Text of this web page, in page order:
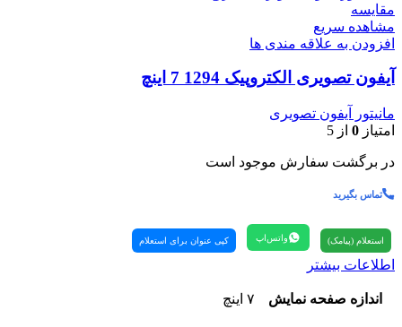
مقایسه
مشاهده سریع
افزودن به علاقه مندی ها
آیفون تصویری الکتروپیک 1294 7 اینچ
مانیتور آیفون تصویری
امتیاز 0 از 5
در برگشت سفارش موجود است
تماس بگیرید
استعلام (پیامک) واتس‌اپ کپی عنوان برای استعلام
اطلاعات بیشتر
اندازه صفحه نمایش ۷ اینچ